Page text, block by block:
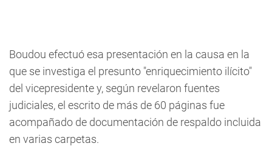
Boudou efectuó esa presentación en la causa en la
que se investiga el presunto "enriquecimiento ilícito"
del vicepresidente y, según revelaron fuentes
judiciales, el escrito de más de 60 páginas fue
acompañado de documentación de respaldo incluida
en varias carpetas.